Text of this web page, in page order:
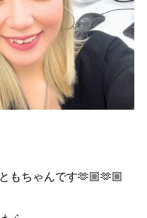
もちゃんです🫶🏼🫶🏼